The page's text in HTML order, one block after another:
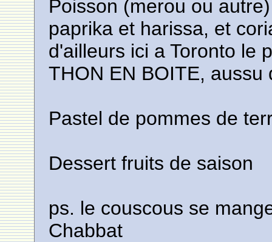
Poisson (merou ou
paprika et harissa, et
d'ailleurs ici a Toronto le
THON EN BOITE, aussu
Pastel de pommes de
Dessert fruits de saison
ps. le couscous se
Chabbat